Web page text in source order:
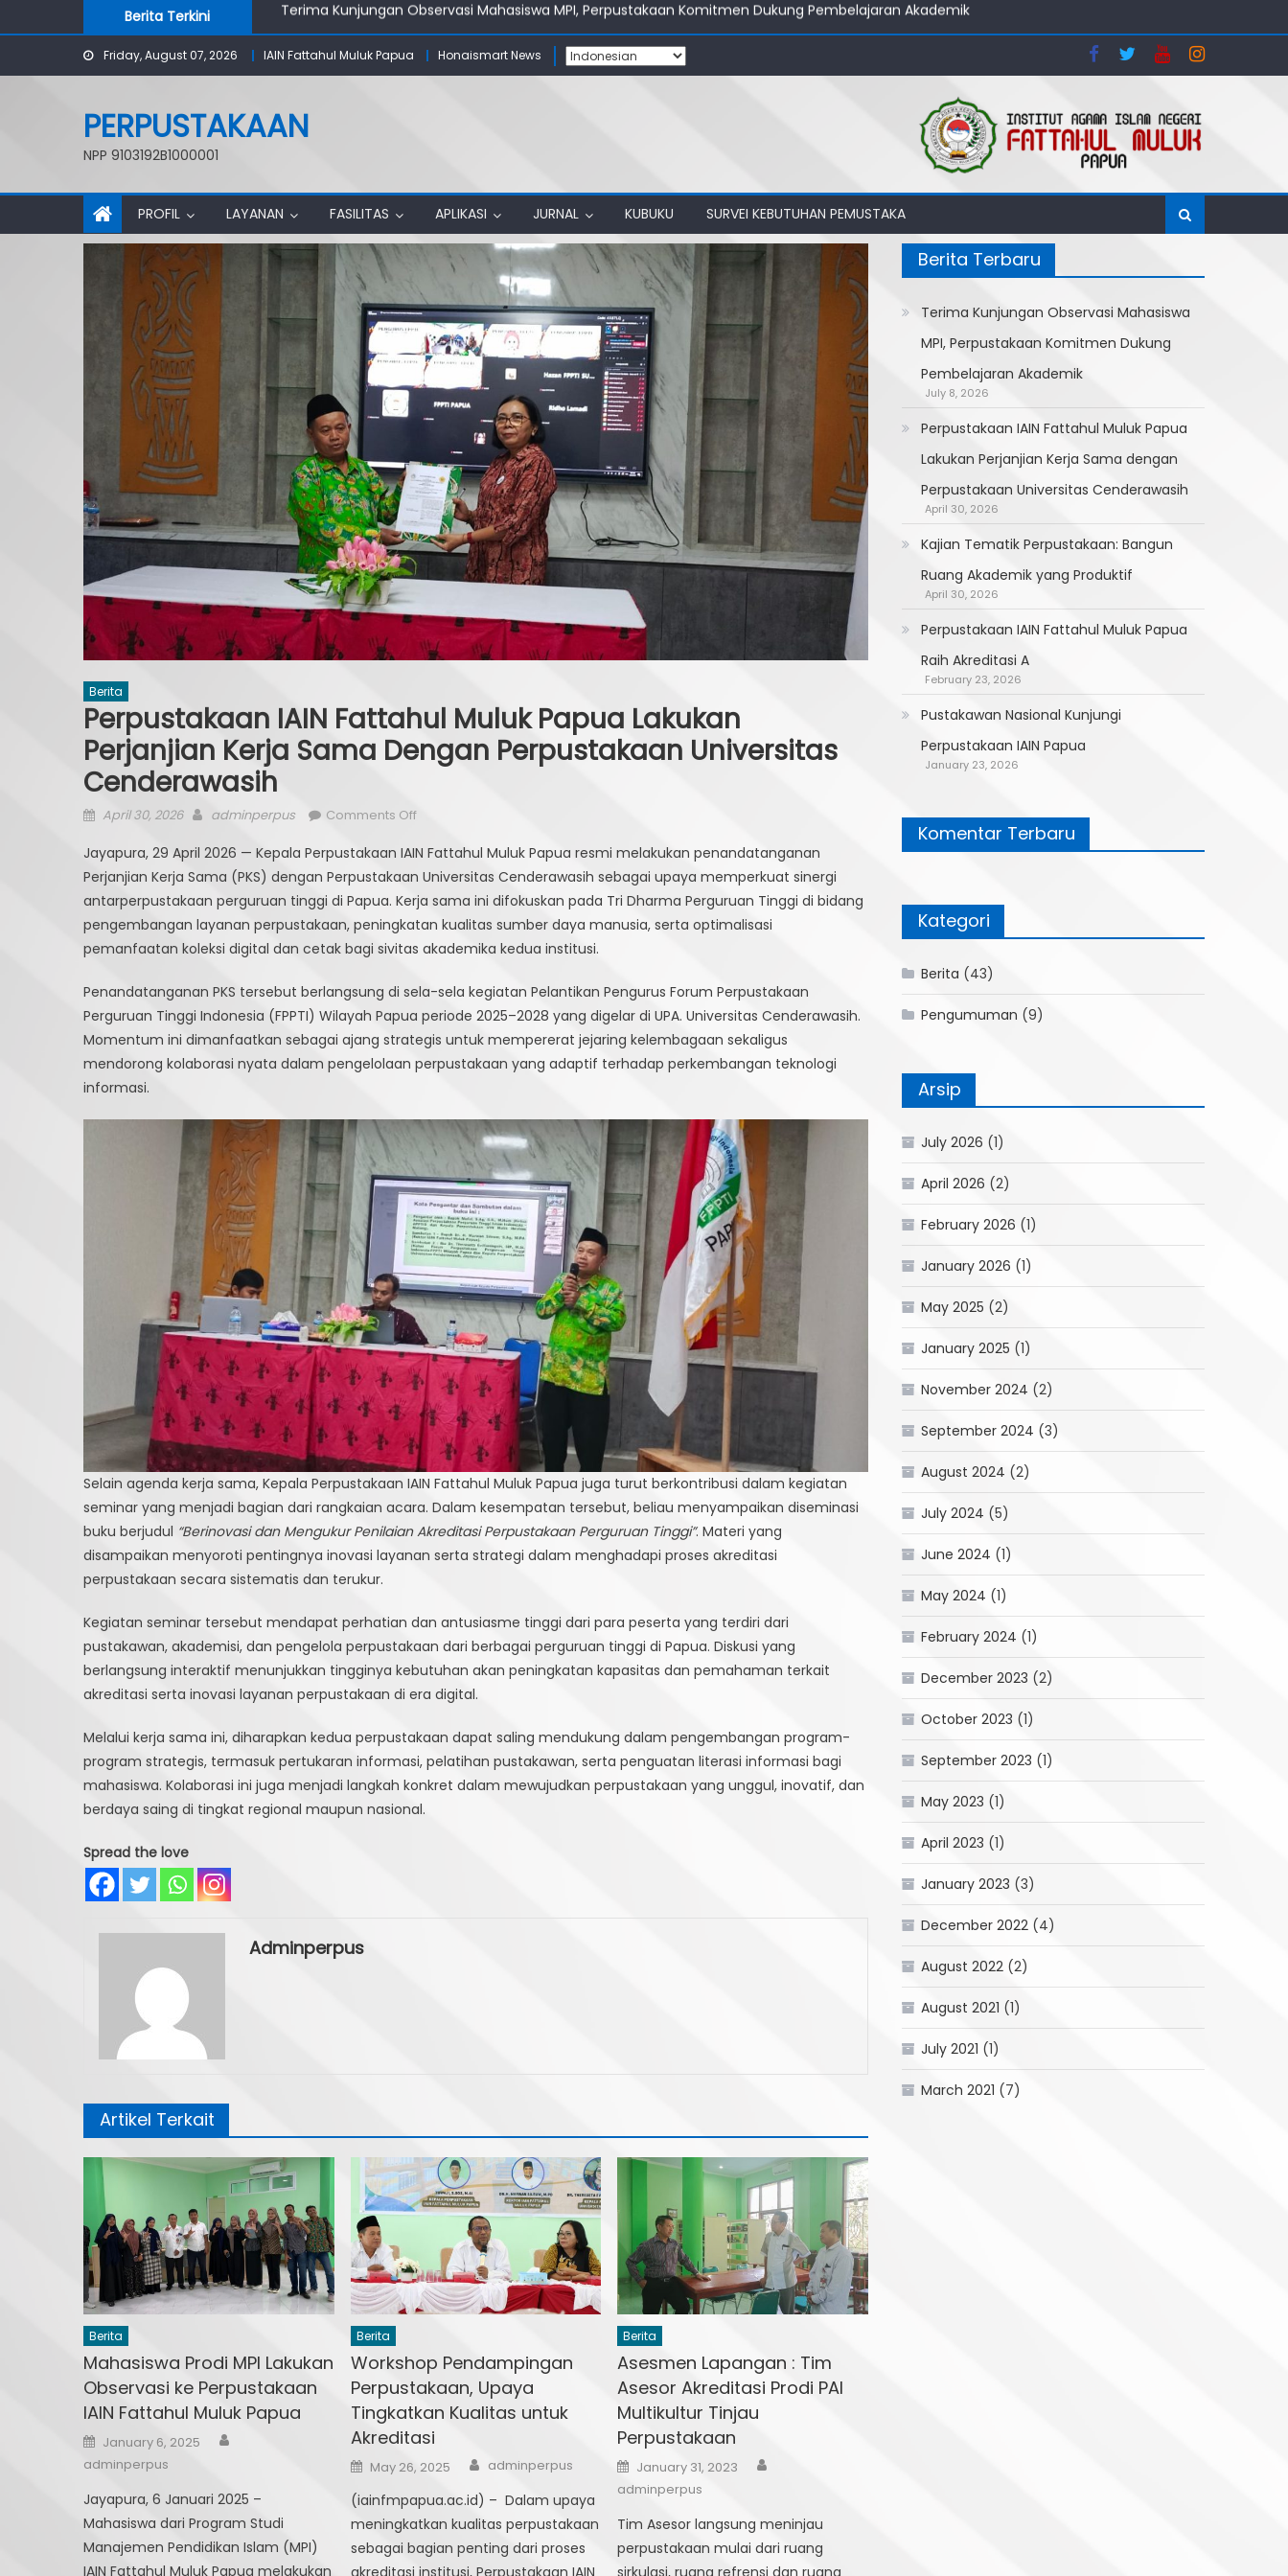
to
Berita Terkini
Perpustakaan IAIN Fattahul Muluk Papua Lakukan Perjanjian Kerja Sama dengan Perpustakaan Universitas Cenderawasih
Kajian Tematik Perpustakaan: Bangun Ruang Akademik yang Produktif
Perpustakaan IAIN Fattahul Muluk Papua Raih Akreditasi A
Terima Kunjungan Observasi Mahasiswa MPI, Perpustakaan Komitmen Dukung Pembelajaran Akademik
Friday, August 07, 2026 IAIN Fattahul Muluk Papua Honaismart News
PERPUSTAKAAN
NPP 9103192B1000001
PROFIL LAYANAN FASILITAS APLIKASI JURNAL KUBUKU SURVEI KEBUTUHAN PEMUSTAKA
Berita
Perpustakaan IAIN Fattahul Muluk Papua Lakukan
Perjanjian Kerja Sama Dengan Perpustakaan Universitas
Cenderawasih
Posted
April 30, 2026 Author
adminperpus Comments Offon
IAIN
Fattahul
Muluk
Papua
Lakukan
Kerja
Sama
dengan
Perpustakaan
Universitas
Jayapura, 29 April 2026 — Kepala Perpustakaan IAIN Fattahul Muluk Papua resmi melakukan penandatanganan
Perjanjian Kerja Sama (PKS) dengan Perpustakaan Universitas Cenderawasih sebagai upaya memperkuat sinergi
antarperpustakaan perguruan tinggi di Papua. Kerja sama ini difokuskan pada Tri Dharma Perguruan Tinggi di bidang
pengembangan layanan perpustakaan, peningkatan kualitas sumber daya manusia, serta optimalisasi
pemanfaatan koleksi digital dan cetak bagi sivitas akademika kedua institusi.
Penandatanganan PKS tersebut berlangsung di sela-sela kegiatan Pelantikan Pengurus Forum Perpustakaan
Perguruan Tinggi Indonesia (FPPTI) Wilayah Papua periode 2025–2028 yang digelar di UPA. Universitas Cenderawasih.
Momentum ini dimanfaatkan sebagai ajang strategis untuk mempererat jejaring kelembagaan sekaligus
mendorong kolaborasi nyata dalam pengelolaan perpustakaan yang adaptif terhadap perkembangan teknologi
informasi.
Selain agenda kerja sama, Kepala Perpustakaan IAIN Fattahul Muluk Papua juga turut berkontribusi dalam kegiatan
seminar yang menjadi bagian dari rangkaian acara. Dalam kesempatan tersebut, beliau menyampaikan diseminasi
buku berjudul “Berinovasi dan Mengukur Penilaian Akreditasi Perpustakaan Perguruan Tinggi”. Materi yang
disampaikan menyoroti pentingnya inovasi layanan serta strategi dalam menghadapi proses akreditasi
perpustakaan secara sistematis dan terukur.
Kegiatan seminar tersebut mendapat perhatian dan antusiasme tinggi dari para peserta yang terdiri dari
pustakawan, akademisi, dan pengelola perpustakaan dari berbagai perguruan tinggi di Papua. Diskusi yang
berlangsung interaktif menunjukkan tingginya kebutuhan akan peningkatan kapasitas dan pemahaman terkait
akreditasi serta inovasi layanan perpustakaan di era digital.
Melalui kerja sama ini, diharapkan kedua perpustakaan dapat saling mendukung dalam pengembangan program-
program strategis, termasuk pertukaran informasi, pelatihan pustakawan, serta penguatan literasi informasi bagi
mahasiswa. Kolaborasi ini juga menjadi langkah konkret dalam mewujudkan perpustakaan yang unggul, inovatif, dan
berdaya saing di tingkat regional maupun nasional.
Spread the love
Adminperpus
Artikel Terkait
Berita
Mahasiswa Prodi MPI Lakukan
Observasi ke Perpustakaan
IAIN Fattahul Muluk Papua
Posted
on
January 6, 2025
adminperpus
Jayapura, 6 Januari 2025 –
Mahasiswa dari Program Studi
Manajemen Pendidikan Islam (MPI)
IAIN Fattahul Muluk Papua melakukan
Berita
Workshop Pendampingan
Perpustakaan, Upaya
Tingkatkan Kualitas untuk
Akreditasi
Posted
on
May 26, 2025 Author
adminperpus
(iainfmpapua.ac.id) – Dalam upaya
meningkatkan kualitas perpustakaan
sebagai bagian penting dari proses
Berita
Asesmen Lapangan : Tim
Asesor Akreditasi Prodi PAI
Multikultur Tinjau
Perpustakaan
Posted
on
January 31, 2023
adminperpus
Tim Asesor langsung meninjau
perpustakaan mulai dari ruang
Berita Terbaru
Terima Kunjungan Observasi Mahasiswa
MPI, Perpustakaan Komitmen Dukung
Pembelajaran Akademik
July 8, 2026
Perpustakaan IAIN Fattahul Muluk Papua
Lakukan Perjanjian Kerja Sama dengan
Perpustakaan Universitas Cenderawasih
April 30, 2026
Kajian Tematik Perpustakaan: Bangun
Ruang Akademik yang Produktif
April 30, 2026
Perpustakaan IAIN Fattahul Muluk Papua
Raih Akreditasi A
February 23, 2026
Pustakawan Nasional Kunjungi
Perpustakaan IAIN Papua
January 23, 2026
Komentar Terbaru
Kategori
Berita (43)
Pengumuman (9)
Arsip
July 2026 (1)
April 2026 (2)
February 2026 (1)
January 2026 (1)
May 2025 (2)
January 2025 (1)
November 2024 (2)
September 2024 (3)
August 2024 (2)
July 2024 (5)
June 2024 (1)
May 2024 (1)
February 2024 (1)
December 2023 (2)
October 2023 (1)
September 2023 (1)
May 2023 (1)
April 2023 (1)
January 2023 (3)
December 2022 (4)
August 2022 (2)
August 2021 (1)
July 2021 (1)
March 2021 (7)